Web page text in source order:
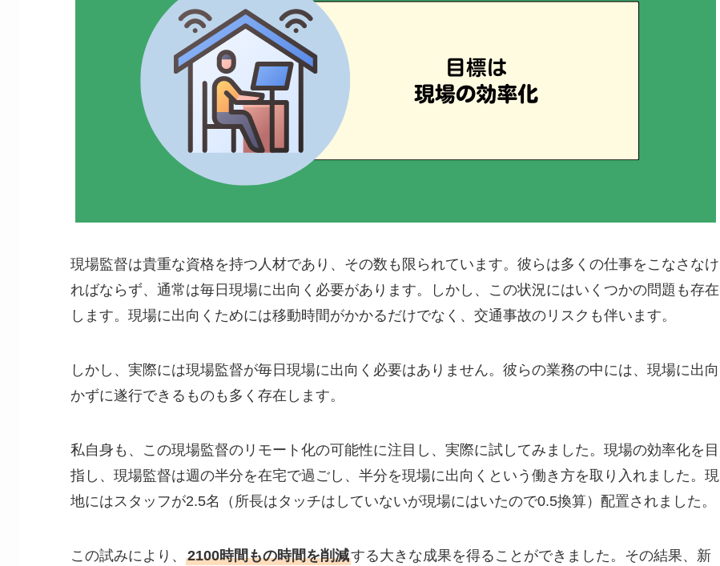
現場監督は貴重な資格を持つ人材であり、その数も限られています。彼らは多くの仕事をこなさなけ
ればならず、通常は毎日現場に出向く必要があります。しかし、この状況にはいくつかの問題も存在
します。現場に出向くためには移動時間がかかるだけでなく、交通事故のリスクも伴います。
しかし、実際には現場監督が毎日現場に出向く必要はありません。彼らの業務の中には、現場に出向
かずに遂行できるものも多く存在します。
私自身も、この現場監督のリモート化の可能性に注目し、実際に試してみました。現場の効率化を目
指し、現場監督は週の半分を在宅で過ごし、半分を現場に出向くという働き方を取り入れました。現
地にはスタッフが2.5名（所長はタッチはしていないが現場にはいたので0.5換算）配置されました。
この試みにより、 2100時間もの時間を削減する大きな成果を得ることができました。その結果、新